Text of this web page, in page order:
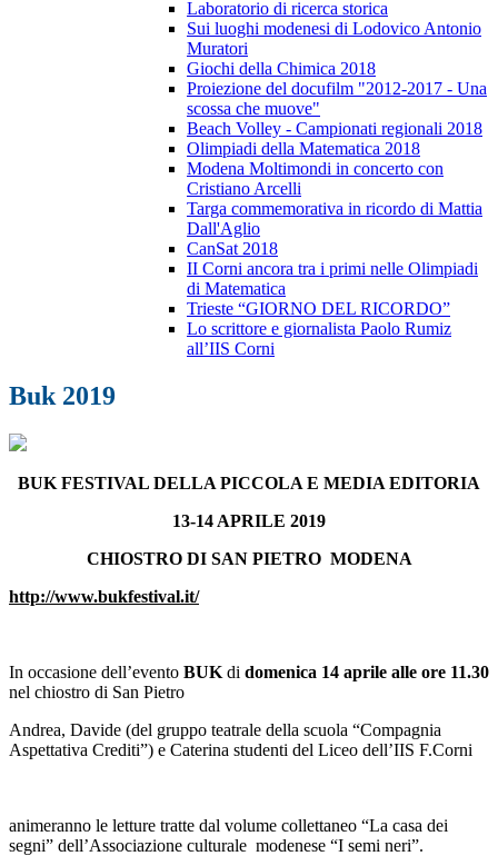
Laboratorio di ricerca storica
Sui luoghi modenesi di Lodovico Antonio
Muratori
Giochi della Chimica 2018
Proiezione del docufilm "2012-2017 - Una
scossa che muove"
Beach Volley - Campionati regionali 2018
Olimpiadi della Matematica 2018
Modena Moltimondi in concerto con
Cristiano Arcelli
Targa commemorativa in ricordo di Mattia
Dall'Aglio
CanSat 2018
II Corni ancora tra i primi nelle Olimpiadi
di Matematica
Trieste “GIORNO DEL RICORDO”
Lo scrittore e giornalista Paolo Rumiz
all’IIS Corni
Buk 2019
BUK FESTIVAL DELLA PICCOLA E MEDIA EDITORIA
13-14 APRILE 2019
CHIOSTRO DI SAN PIETRO MODENA
http://www.bukfestival.it/
In occasione dell’evento BUK di domenica 14 aprile alle ore 11.30
nel chiostro di San Pietro
Andrea, Davide (del gruppo teatrale della scuola “Compagnia
Aspettativa Crediti”) e Caterina studenti del Liceo dell’IIS F.Corni
animeranno le letture tratte dal volume collettaneo “La casa dei
segni” dell’Associazione culturale modenese “I semi neri”.